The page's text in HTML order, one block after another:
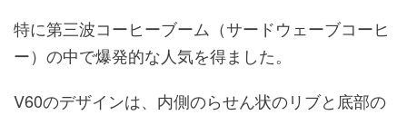
特に第三波コーヒーブーム（サードウェーブコーヒ
ー）の中で爆発的な人気を得ました。
V60のデザインは、内側のらせん状のリブと底部の